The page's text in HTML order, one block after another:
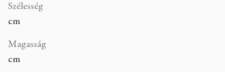
Szélesség
cm
Magasság
cm